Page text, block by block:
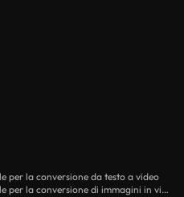
per la conversione da testo a video
Flussi di lavoro di intelligenza artificiale per la conversione di immagini in video